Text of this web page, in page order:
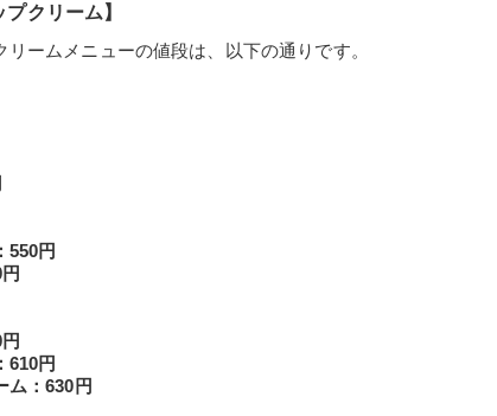
クリーム】
ームメニューの値段は、以下の通りです。
550円
610円
ム：630円